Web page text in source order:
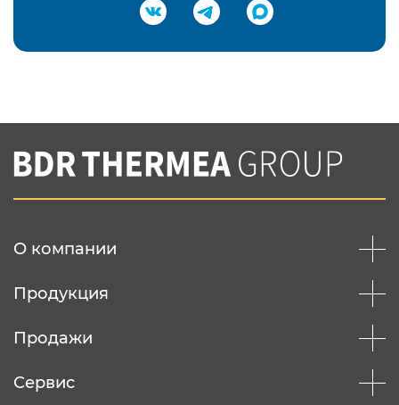
Подтвердить e-mail
Вы соглашаетесь с нашей политикой
конфеденциальности
О компании
Продукция
Продажи
Сервис